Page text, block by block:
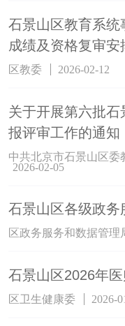
石景山区教育系统
成绩及资格复审安
区教委 2026-02-12
关于开展第六批石
报评审工作的通知
中共北京市石景山区委
2026-02-05
石景山区各级政务
区政务服务和数据管理
石景山区2026年
区卫生健康委 2026-